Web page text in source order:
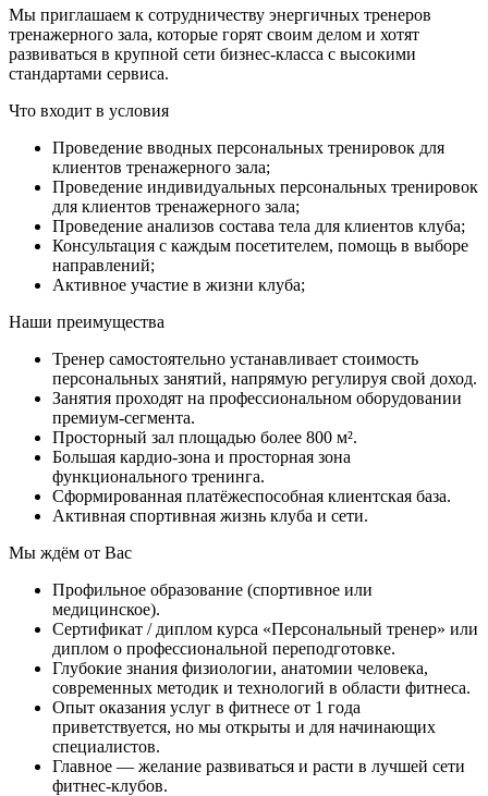
Мы приглашаем к сотрудничеству энергичных тренеров
тренажерного зала, которые горят своим делом и хотят
развиваться в крупной сети бизнес-класса с высокими
стандартами сервиса.
Что входит в условия
Проведение вводных персональных тренировок для
клиентов тренажерного зала;
Проведение индивидуальных персональных тренировок
для клиентов тренажерного зала;
Проведение анализов состава тела для клиентов клуба;
Консультация с каждым посетителем, помощь в выборе
направлений;
Активное участие в жизни клуба;
Наши преимущества
Тренер самостоятельно устанавливает стоимость
персональных занятий, напрямую регулируя свой доход.
Занятия проходят на профессиональном оборудовании
премиум-сегмента.
Просторный зал площадью более 800 м².
Большая кардио-зона и просторная зона
функционального тренинга.
Сформированная платёжеспособная клиентская база.
Активная спортивная жизнь клуба и сети.
Мы ждём от Вас
Профильное образование (спортивное или
медицинское).
Сертификат / диплом курса «Персональный тренер» или
диплом о профессиональной переподготовке.
Глубокие знания физиологии, анатомии человека,
современных методик и технологий в области фитнеса.
Опыт оказания услуг в фитнесе от 1 года
приветствуется, но мы открыты и для начинающих
специалистов.
Главное — желание развиваться и расти в лучшей сети
фитнес-клубов.